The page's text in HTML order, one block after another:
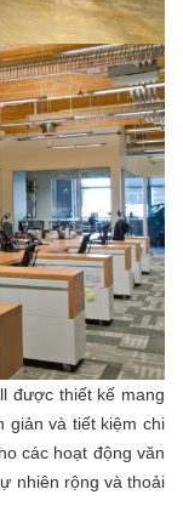
được thiết kế mang
giản và tiết kiệm chi
các hoạt động văn
nhiên rộng và thoải